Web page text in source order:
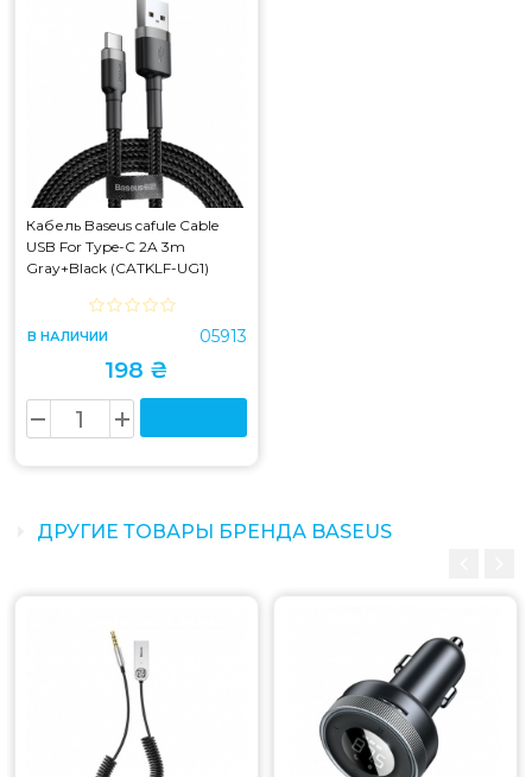
Кабель Baseus cafule Cable
USB For Type-C 2A 3m
Gray+Black (CATKLF-UG1)
В НАЛИЧИИ 05913
198 ₴
ДРУГИЕ ТОВАРЫ БРЕНДА BASEUS